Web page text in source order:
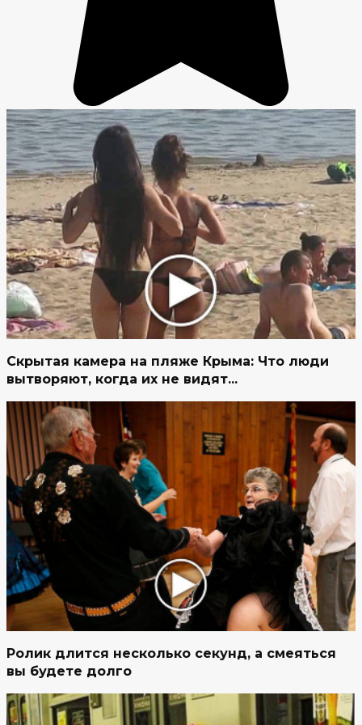
Скрытая камера на пляже Крыма: Что люди
вытворяют, когда их не видят...
Ролик длится несколько секунд, а смеяться
вы будете долго